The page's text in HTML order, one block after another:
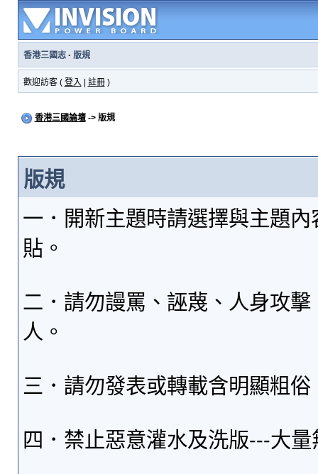
香港三國志· 版規
歡迎訪客 ( 登入 註冊)
香港三國論壇-> 版規
版規
一．開新主題時請選擇與主題
貼。
二．請勿謾罵、誣蔑、人身攻
人。
三．請勿發表或轉載含明顯粗
四．禁止惡意灌水及洗版---大